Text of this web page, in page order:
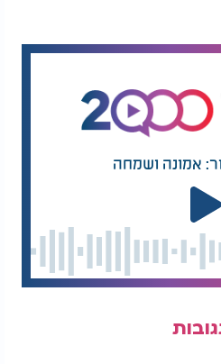
אמונה ושמחה